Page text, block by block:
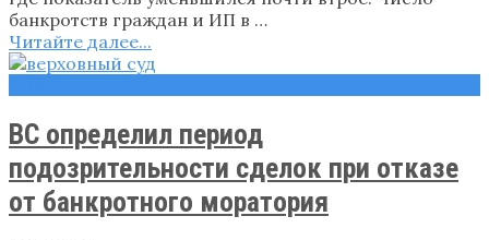
банкротств граждан и ИП в …
Читайте далее...
ВС определил период
подозрительности сделок при отказе
от банкротного моратория